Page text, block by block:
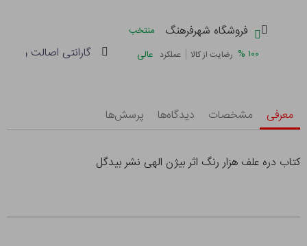
فروشگاه شهرفرهنگ
منتخب
۱۰۰ % رضایت از کالا | عملکرد عالی گارانتی اصالت و
معرفی مشخصات دیدگاه‌ها پرسش‌ها
کتاب دره علف هزار رنگ اثر بیژن الهی نشر بیدگل